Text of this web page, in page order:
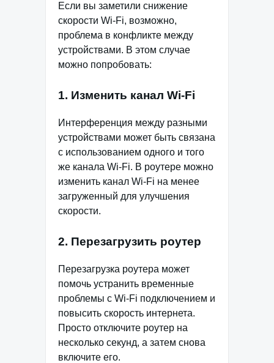
Если вы заметили снижение
скорости Wi-Fi, возможно,
проблема в конфликте между
устройствами. В этом случае
можно попробовать:
1. Изменить канал Wi-Fi
Интерференция между разными
устройствами может быть связана
с использованием одного и того
же канала Wi-Fi. В роутере можно
изменить канал Wi-Fi на менее
загруженный для улучшения
скорости.
2. Перезагрузить роутер
Перезагрузка роутера может
помочь устранить временные
проблемы с Wi-Fi подключением и
повысить скорость интернета.
Просто отключите роутер на
несколько секунд, а затем снова
включите его.